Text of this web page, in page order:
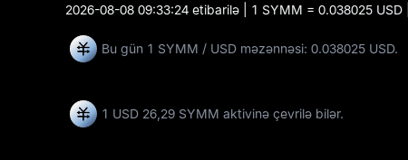
2026-08-08 09:33:24 etibarilə | 1 SYMM = 0.038025 USD
Bu gün 1 SYMM / USD məzənnəsi: 0.038025 USD.
1 USD 26,29 SYMM aktivinə çevrilə bilər.